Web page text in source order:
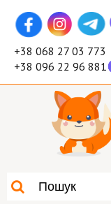
+38 068 27 03 773
+38 096 22 96 881